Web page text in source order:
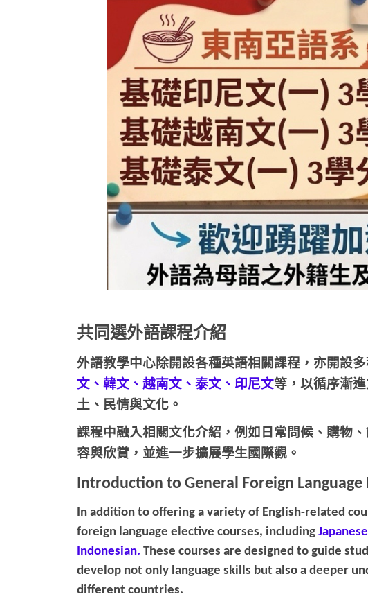
共同選外語課程介紹
外語教學中心除開設各種英語相關課程，亦開設
文、韓文、越南文、泰文、印尼文等，以循序漸
土、民情與文化。
課程中融入相關文化介紹，例如日常問候、購物
容與欣賞，並進一步擴展學生國際觀。
Introduction to General Foreign Language
In addition to offering a variety of English-related
foreign language elective courses, including
Indonesian. These courses are designed to guide
develop not only language skills but also a deeper
different countries.